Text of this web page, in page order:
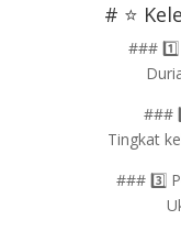
# ⭐
###
###
Tingkat
### 3️⃣